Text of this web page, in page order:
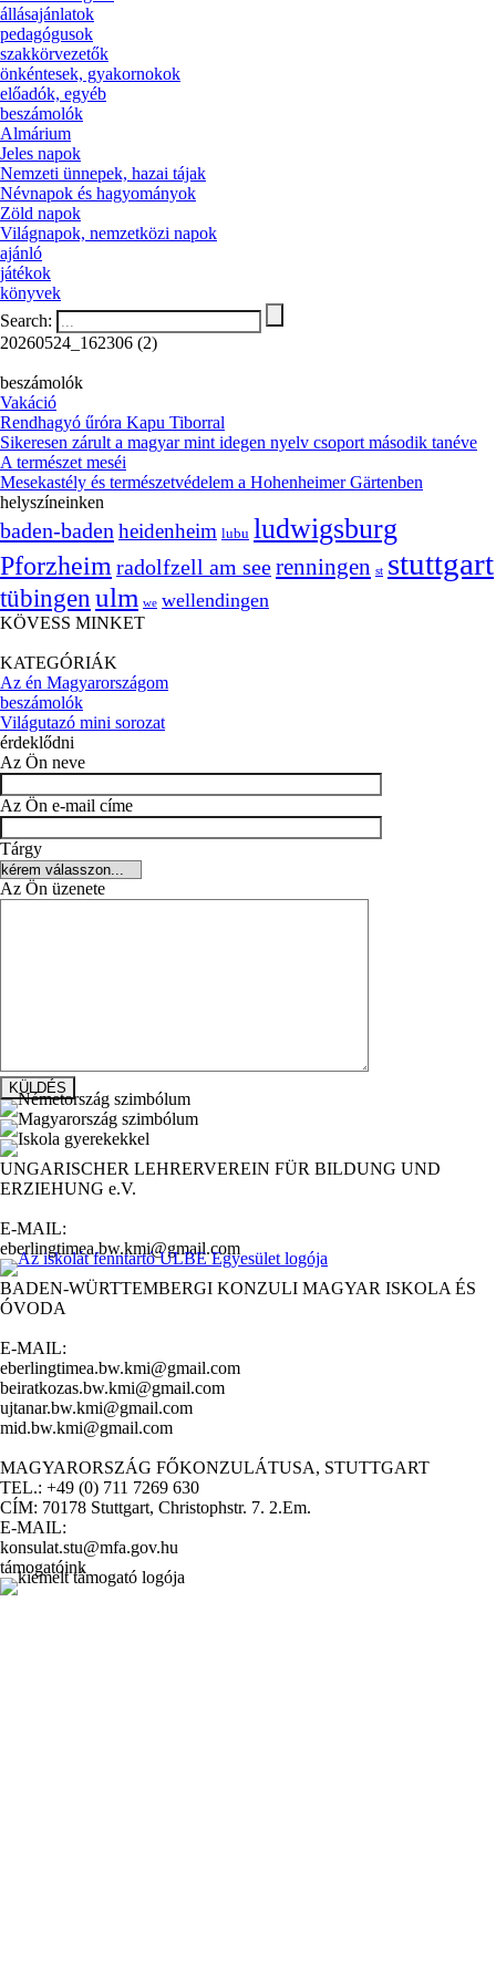
állásajánlatok
pedagógusok
szakkörvezetők
önkéntesek, gyakornokok
előadók, egyéb
beszámolók
Almárium
Jeles napok
Nemzeti ünnepek, hazai tájak
Névnapok és hagyományok
Zöld napok
Világnapok, nemzetközi napok
ajánló
játékok
könyvek
Search:
20260524_162306 (2)
beszámolók
Vakáció
Rendhagyó űróra Kapu Tiborral
Sikeresen zárult a magyar mint idegen nyelv csoport második tanéve
A természet meséi
Mesekastély és természetvédelem a Hohenheimer Gärtenben
helyszíneinken
baden-baden heidenheim lubu ludwigsburg
Pforzheim radolfzell am seerenningen st stuttgart
tübingen ulm we wellendingen
KÖVESS MINKET
KATEGÓRIÁK
Az én Magyarországom
beszámolók
Világutazó mini sorozat
érdeklődni
Az Ön neve
Az Ön e-mail címe
Tárgy
Az Ön üzenete
UNGARISCHER LEHRERVEREIN FÜR BILDUNG UND
ERZIEHUNG e.V.
E-MAIL:
eberlingtimea.bw.kmi@gmail.com
BADEN-WÜRTTEMBERGI KONZULI MAGYAR ISKOLA ÉS
ÓVODA
E-MAIL:
eberlingtimea.bw.kmi@gmail.com
beiratkozas.bw.kmi@gmail.com
ujtanar.bw.kmi@gmail.com
mid.bw.kmi@gmail.com
MAGYARORSZÁG FŐKONZULÁTUSA, STUTTGART
TEL.: +49 (0) 711 7269 630
CÍM: 70178 Stuttgart, Christophstr. 7. 2.Em.
E-MAIL:
konsulat.stu@mfa.gov.hu
támogatóink